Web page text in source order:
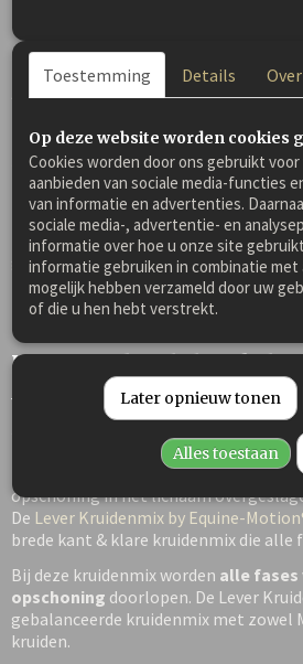
Is het verstandig om
kruiden standaard in voer
Sommige paardenvoeders en
standaard toegevoegd in de brok, dit
bevelen, omdat:
Bij kruiden dient u altijd een pauze /
na een week of 4 / 5. Als kruiden
gemengd zit, kunt u dit er niet
kan van invloed zijn op de organen.
Kan Mariadistel als
worden gebruikt voor de
Dit is niet aan te bevelen, omdat een
opschoning in het lichaam
De Lever Kruidenmix by Equine-
brede kant & klare kruidenmix die alle
Bij deze kruidenmix worden alle fases
opschoning doorlopen. De Lever
gebalanceerde kruidenmix met zowel
kruiden.
Toestemming Details Over
Op deze website worden cookies
Cookies worden door ons gebruikt
aanbieden van sociale media-functies
van informatie en advertenties.
sociale media-, advertentie- en
informatie over hoe u onze site
informatie gebruiken in combinatie met
mogelijk hebben verzameld door uw
of die u hen hebt verstrekt.
Later opnieuw tonen
Alles toestaan